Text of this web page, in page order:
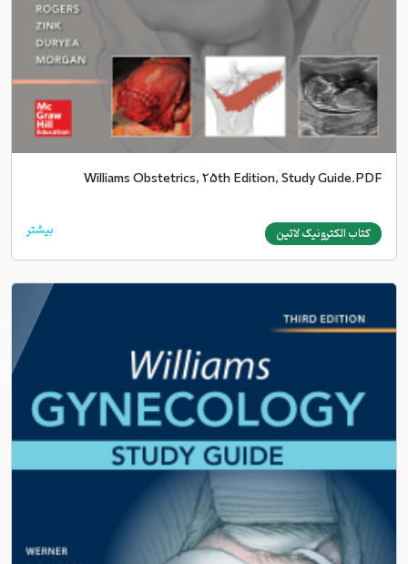
Williams Obstetrics, 25th Edition, Study Guide.PDF
کتاب الکترونیک لاتین بیشتر